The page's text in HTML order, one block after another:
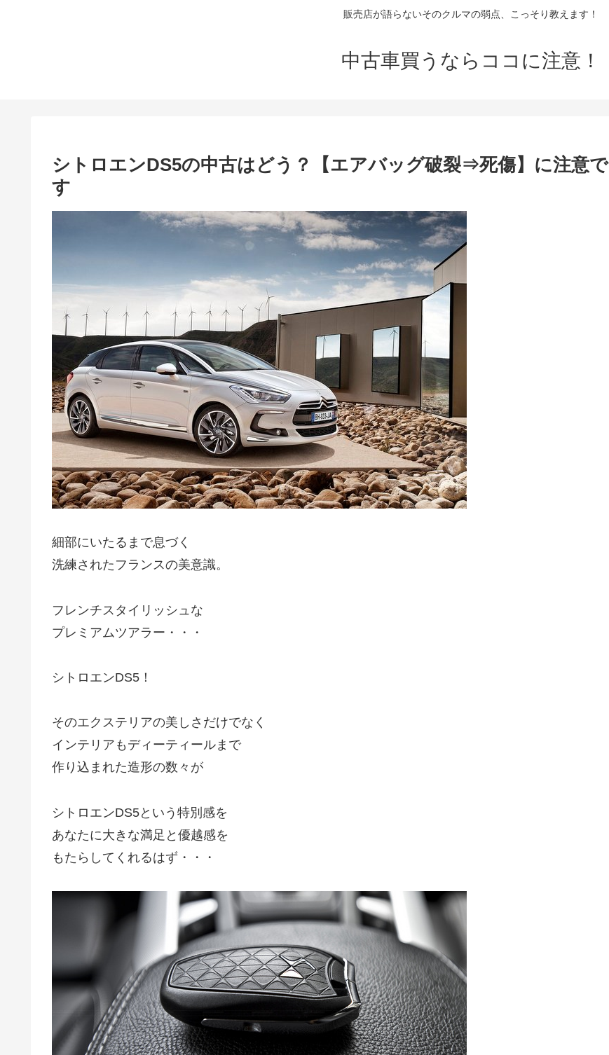
販売店が語らないそのクルマの弱点、こっそり教えます！
中古車買うならココに注意！
シトロエンDS5の中古はどう？【エアバッグ破裂⇒死傷】に注意で
す
細部にいたるまで息づく
洗練されたフランスの美意識。
フレンチスタイリッシュな
プレミアムツアラー・・・
シトロエンDS5！
そのエクステリアの美しさだけでなく
インテリアもディーティールまで
作り込まれた造形の数々が
シトロエンDS5という特別感を
あなたに大きな満足と優越感を
もたらしてくれるはず・・・